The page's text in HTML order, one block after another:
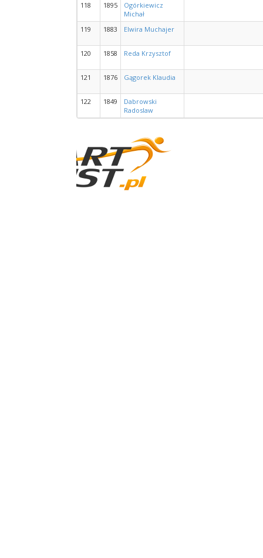
118
1895
Ogórkiewicz
Michał
119
1883 Elwira Muchajer
120 1858 Reda Krzysztof
121 1876 Gągorek Klaudia
122 1849
Dabrowski
Radoslaw